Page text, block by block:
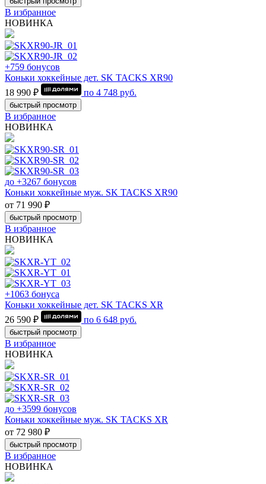
В избранное
НОВИНКА
+759 бонусов
Коньки хоккейные дет. SK TACKS XR90
18 990 ₽
по 4 748 руб.
быстрый просмотр
В избранное
НОВИНКА
до +3267 бонусов
Коньки хоккейные муж. SK TACKS XR90
от 71 990 ₽
быстрый просмотр
В избранное
НОВИНКА
+1063 бонуса
Коньки хоккейные дет. SK TACKS XR
26 590 ₽
по 6 648 руб.
быстрый просмотр
В избранное
НОВИНКА
до +3599 бонусов
Коньки хоккейные муж. SK TACKS XR
от 72 980 ₽
быстрый просмотр
В избранное
НОВИНКА